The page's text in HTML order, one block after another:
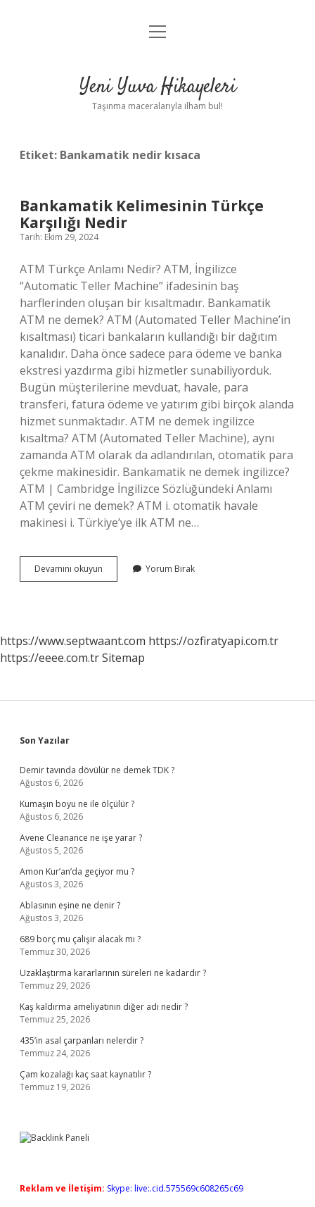
Anasayfa
Yasal Uyarı
menüyü
Yeni Yuva Hikayeleri
Taşınma maceralarıyla ilham bul!
Etiket: Bankamatik nedir kısaca
Bankamatik Kelimesinin Türkçe
Karşılığı Nedir
Tarih: Ekim 29, 2024
ATM Türkçe Anlamı Nedir? ATM, İngilizce
“Automatic Teller Machine” ifadesinin baş
harflerinden oluşan bir kısaltmadır. Bankamatik
ATM ne demek? ATM (Automated Teller Machine’in
kısaltması) ticari bankaların kullandığı bir dağıtım
kanalıdır. Daha önce sadece para ödeme ve banka
ekstresi yazdırma gibi hizmetler sunabiliyorduk.
Bugün müşterilerine mevduat, havale, para
transferi, fatura ödeme ve yatırım gibi birçok alanda
hizmet sunmaktadır. ATM ne demek ingilizce
kısaltma? ATM (Automated Teller Machine), aynı
zamanda ATM olarak da adlandırılan, otomatik para
çekme makinesidir. Bankamatik ne demek ingilizce?
ATM | Cambridge İngilizce Sözlüğündeki Anlamı
ATM çeviri ne demek? ATM i. otomatik havale
makinesi i. Türkiye’ye ilk ATM ne…
Devamını okuyun Bankamatik
Kelimesinin
Yorum Bırak
https://www.septwaant.com https://ozfiratyapi.com.tr
https://eeee.com.trSitemap
Sidebar
Son Yazılar
Demir tavında dövülür ne demek TDK ?
Ağustos 6, 2026
Kumaşın boyu ne ile ölçülür ?
Ağustos 6, 2026
Avene Cleanance ne işe yarar ?
Ağustos 5, 2026
Amon Kur’an’da geçiyor mu ?
Ağustos 3, 2026
Ablasının eşine ne denir ?
Ağustos 3, 2026
689 borç mu çalişir alacak mı ?
Temmuz 30, 2026
Uzaklaştırma kararlarının süreleri ne kadardır ?
Temmuz 29, 2026
Kaş kaldırma ameliyatının diğer adı nedir ?
Temmuz 25, 2026
435’in asal çarpanları nelerdir ?
Temmuz 24, 2026
Çam kozalağı kaç saat kaynatılır ?
Temmuz 19, 2026
Reklam ve İletişim: Skype: live:.cid.575569c608265c69